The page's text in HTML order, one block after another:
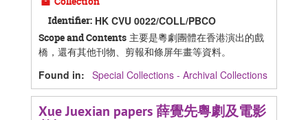
Identifier: HK CVU 0022/COLL/PBCO
Scope and Contents 主要是粵劇團體在香港演出的戲
橋，還有其他刊物、剪報和條屏年畫等資料。
Found in: Special Collections - Archival Collections
Xue Juexian papers 薛覺先粵劇及電影